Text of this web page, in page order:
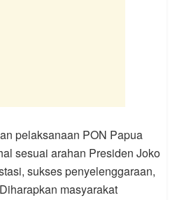
pelaksanaan PON Papua
sesuai arahan Presiden Joko
sukses penyelenggaraan,
masyarakat